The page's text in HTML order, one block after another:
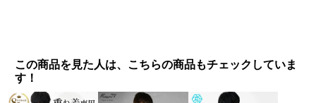
この商品を見た人は、こちらの商品もチェックしていま
す！